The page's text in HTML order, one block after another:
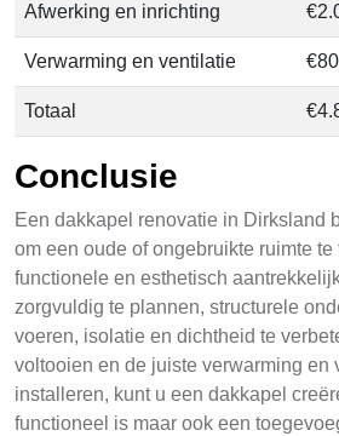
Afwerking en inrichting
Verwarming en ventilatie
Totaal
Conclusie
Een dakkapel renovatie in Dirksland
om een oude of ongebruikte ruimte
functionele en esthetisch
zorgvuldig te plannen, structurele
voeren, isolatie en dichtheid te
voltooien en de juiste verwarming en
installeren, kunt u een dakkapel
functioneel is maar ook een